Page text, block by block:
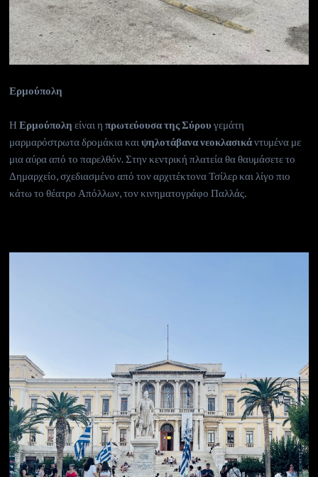
Ερμούπολη
ΗΕρμούπολη είναι ηπρωτεύουσα της Σύρουγεμάτη
μαρμαρόστρωτα δρομάκια καιψηλοτάβανα νεοκλασικάντυμένα με
μια αύρα από το παρελθόν. Στην κεντρική πλατεία θα θαυμάσετε το
Δημαρχείο, σχεδιασμένο από τον αρχιτέκτονα Τσίλερ και λίγο πιο
κάτω το θέατρο Απόλλων, τον κινηματογράφο Παλλάς.